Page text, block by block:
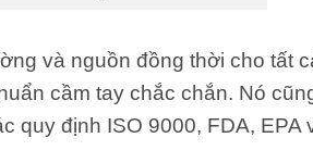
và nguồn đồng thời cho tất
cầm tay chắc chắn. Nó
quy định ISO 9000, FDA, EPA